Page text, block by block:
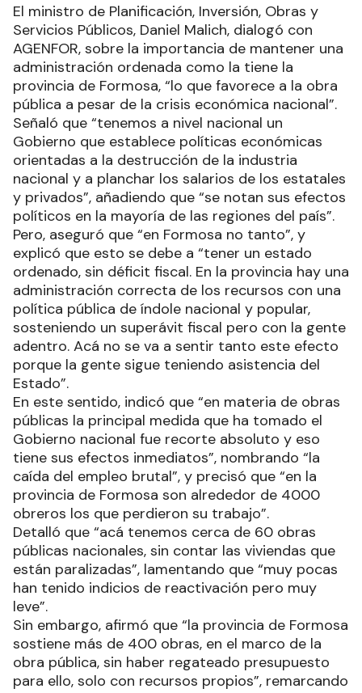
El ministro de Planificación, Inversión, Obras y
Servicios Públicos, Daniel Malich, dialogó con
AGENFOR, sobre la importancia de mantener una
administración ordenada como la tiene la
provincia de Formosa, “lo que favorece a la obra
pública a pesar de la crisis económica nacional”.
Señaló que “tenemos a nivel nacional un
Gobierno que establece políticas económicas
orientadas a la destrucción de la industria
nacional y a planchar los salarios de los estatales
y privados”, añadiendo que “se notan sus efectos
políticos en la mayoría de las regiones del país”.
Pero, aseguró que “en Formosa no tanto”, y
explicó que esto se debe a “tener un estado
ordenado, sin déficit fiscal. En la provincia hay una
administración correcta de los recursos con una
política pública de índole nacional y popular,
sosteniendo un superávit fiscal pero con la gente
adentro. Acá no se va a sentir tanto este efecto
porque la gente sigue teniendo asistencia del
Estado”.
En este sentido, indicó que “en materia de obras
públicas la principal medida que ha tomado el
Gobierno nacional fue recorte absoluto y eso
tiene sus efectos inmediatos”, nombrando “la
caída del empleo brutal”, y precisó que “en la
provincia de Formosa son alrededor de 4000
obreros los que perdieron su trabajo”.
Detalló que “acá tenemos cerca de 60 obras
públicas nacionales, sin contar las viviendas que
están paralizadas”, lamentando que “muy pocas
han tenido indicios de reactivación pero muy
leve”.
Sin embargo, afirmó que “la provincia de Formosa
sostiene más de 400 obras, en el marco de la
obra pública, sin haber regateado presupuesto
para ello, solo con recursos propios”, remarcando